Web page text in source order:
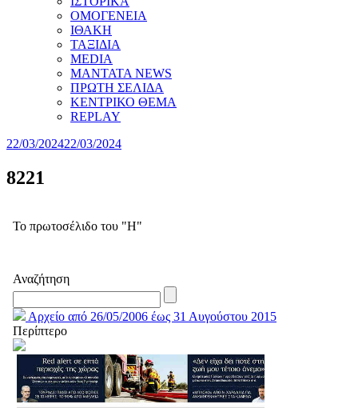
ΟΜΟΓΕΝΕΙΑ
ΙΘΑΚΗ
ΤΑΞΙΔΙΑ
MEDIA
MANTATA NEWS
ΠΡΩΤΗ ΣΕΛΙΔΑ
ΚΕΝΤΡΙΚΟ ΘΕΜΑ
REPLAY
22/03/202422/03/2024
8221
Το πρωτοσέλιδο του "Η"
Αναζήτηση
Αρχείο από 26/05/2006 έως 31 Αυγούστου 2015
Περίπτερο